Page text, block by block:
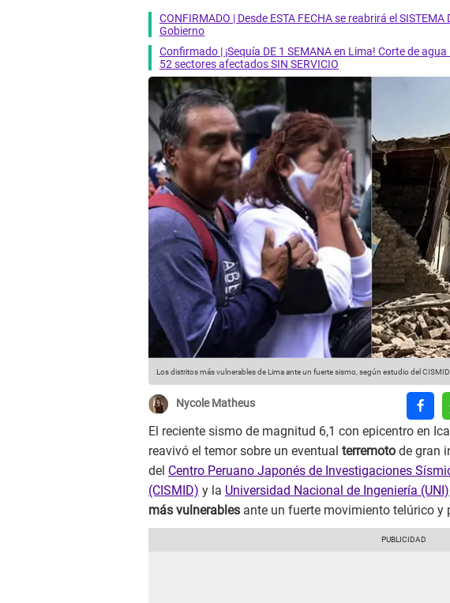
CONFIRMADO | Desde ESTA FECHA se reabrirá el
Gobierno
Confirmado | ¡Sequía DE 1 SEMANA en Lima! Corte de
52 sectores afectados SIN SERVICIO
Los distritos más vulnerables de Lima ante un fuerte sismo, según estudio del CISMID
Nycole Matheus
El reciente sismo de magnitud 6,1 con epicentro en
reavivó el temor sobre un eventual terremoto de gran
del Centro Peruano Japonés de Investigaciones
(CISMID) y la Universidad Nacional de Ingeniería (UNI)
más vulnerables ante un fuerte movimiento telúrico y